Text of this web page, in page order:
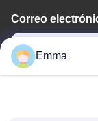
Correo
Emma